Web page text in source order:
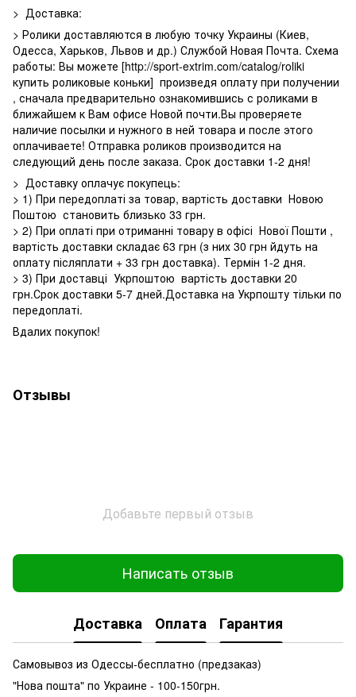
> Доставка:
> Ролики доставляются в любую точку Украины (Киев,
Одесса, Харьков, Львов и др.) Службой Новая Почта. Схема
работы: Вы можете [http://sport-extrim.com/catalog/roliki
купить роликовые коньки] произведя оплату при получении
, сначала предварительно ознакомившись с роликами в
ближайшем к Вам офисе Новой почти.Вы проверяете
наличие посылки и нужного в ней товара и после этого
оплачиваете! Отправка роликов производится на
следующий день после заказа. Срок доставки 1-2 дня!
> Доставку оплачує покупець:
> 1) При передоплаті за товар, вартість доставки Новою
Поштою становить близько 33 грн.
> 2) При оплаті при отриманні товару в офісі Нової Пошти ,
вартість доставки складає 63 грн (з них 30 грн йдуть на
оплату післяплати + 33 грн доставка). Термін 1-2 дня.
> 3) При доставці Укрпоштою вартість доставки 20
грн.Срок доставки 5-7 дней.Доставка на Укрпошту тільки по
передоплаті.
Вдалих покупок!
Отзывы
Добавьте первый отзыв
Написать отзыв
Доставка Оплата Гарантия
Самовывоз из Одессы-бесплатно (предзаказ)
"Нова пошта" по Украине - 100-150грн.